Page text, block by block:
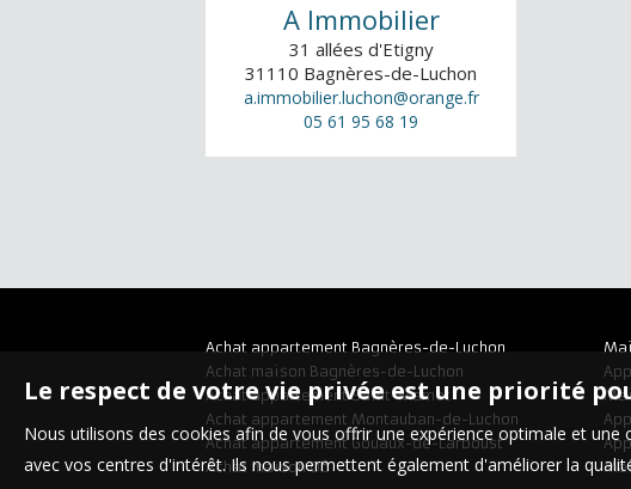
A Immobilier
31 allées d'Etigny
31110 Bagnères-de-Luchon
a.immobilier.luchon@orange.fr
05 61 95 68 19
Achat appartement Bagnères-de-Luchon
Achat maison Bagnères-de-Luchon
Achat appartement Saint-Mamet
Achat appartement Montauban-de-Luchon
Achat appartement Gouaux-de-Larboust
Achat maison Oô
Le respect de votre vie privée est une priorité
Nous utilisons des cookies afin de vous offrir une expérience optimale et
avec vos centres d'intérêt. Ils nous permettent également d'améliorer la